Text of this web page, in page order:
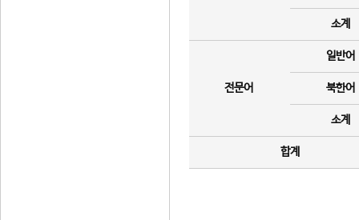
소계
전문어
일반어
북한어
소계
합계